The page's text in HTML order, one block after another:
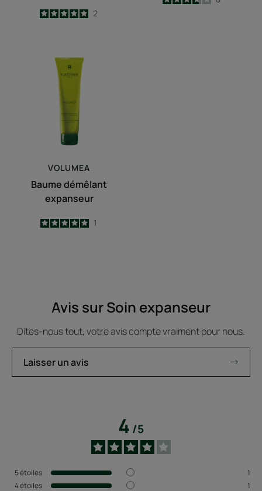
5
/5
2
démêlant
expanseur
VOLUMEA
Baume démêlant
expanseur
5/51
Avis sur Soin expanseur
Dites-nous tout, votre avis compte vraiment pour nous.
Laisser un avis
4/5
5étoiles
1
4étoiles
1